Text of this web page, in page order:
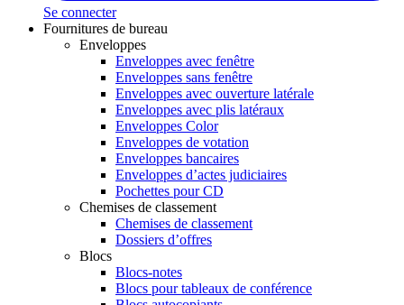
Se connecter
Fournitures de bureau
Enveloppes
Enveloppes avec fenêtre
Enveloppes sans fenêtre
Enveloppes avec ouverture latérale
Enveloppes avec plis latéraux
Enveloppes Color
Enveloppes de votation
Enveloppes bancaires
Enveloppes d’actes judiciaires
Pochettes pour CD
Chemises de classement
Chemises de classement
Dossiers d’offres
Blocs
Blocs-notes
Blocs pour tableaux de conférence